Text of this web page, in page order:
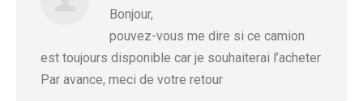
Bonjour,
pouvez-vous me dire si ce camion
est toujours disponible car je souhaiterai l’acheter
Par avance, meci de votre retour